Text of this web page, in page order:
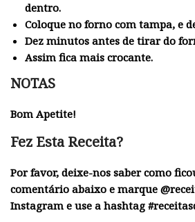
dentro.
Coloque no forno com tampa, e
Dez minutos antes de tirar do
Assim fica mais crocante.
NOTAS
Bom Apetite!
Fez Esta Receita?
Por favor, deixe-nos saber como
comentário abaixo e marque
Instagram e use a hashtag